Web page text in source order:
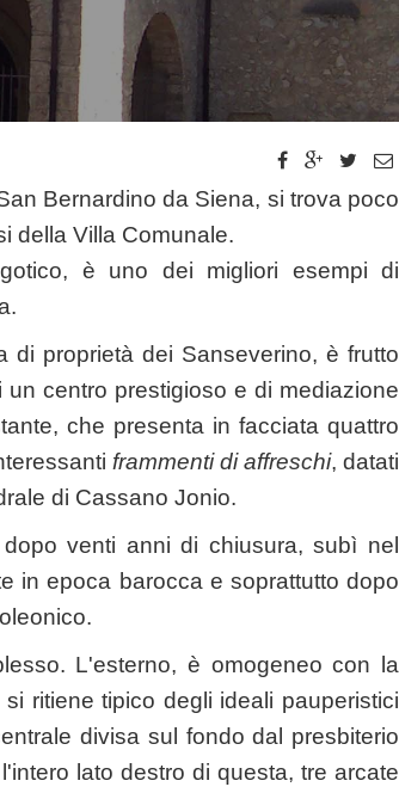
Bernardino da Siena, si trova poco
della Villa Comunale.
è uno dei migliori esempi di
di proprietà dei Sanseverino, è frutto
centro prestigioso e di mediazione
che presenta in facciata quattro
frammenti di affreschi, datati
di Cassano Jonio.
venti anni di chiusura, subì nel
in epoca barocca e soprattutto dopo
L'esterno, è omogeneo con la
ritiene tipico degli ideali pauperistici
divisa sul fondo dal presbiterio
lato destro di questa, tre arcate